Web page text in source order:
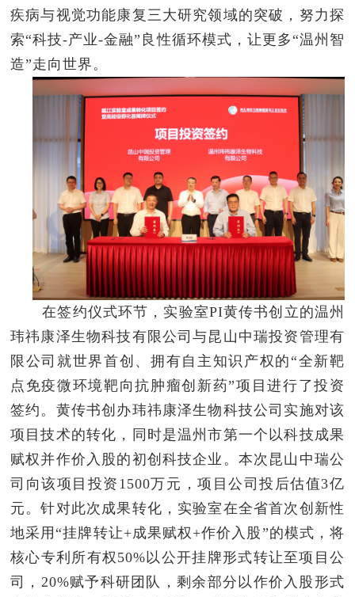
疾病与视觉功能康复三大研究领域的突破，努力探
索“科技-产业-金融”良性循环模式，让更多“温州智
造”走向世界。
在签约仪式环节，实验室PI黄传书创立的温州
玮祎康泽生物科技有限公司与昆山中瑞投资管理有
限公司就世界首创、拥有自主知识产权的“全新靶
点免疫微环境靶向抗肿瘤创新药”项目进行了投资
签约。黄传书创办玮祎康泽生物科技公司实施对该
项目技术的转化，同时是温州市第一个以科技成果
赋权并作价入股的初创科技企业。本次昆山中瑞公
司向该项目投资1500万元，项目公司投后估值3亿
元。针对此次成果转化，实验室在全省首次创新性
地采用“挂牌转让+成果赋权+作价入股”的模式，将
核心专利所有权50%以公开挂牌形式转让至项目公
司，20%赋予科研团队，剩余部分以作价入股形式